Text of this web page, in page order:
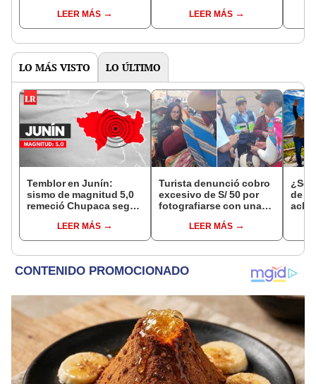
LEER MÁS
de mesa para este 4 de
octubre en el link oficial
LEER MÁS
LO MÁS VISTO LO ÚLTIMO
Temblor en Junín:
sismo de magnitud 5,0
remeció Chupaca según
LEER MÁS
Turista denunció cobro
excesivo de S/ 50 por
fotografiarse con una
Serenazgo recuperó el
dinero
LEER MÁS
¿Se
de